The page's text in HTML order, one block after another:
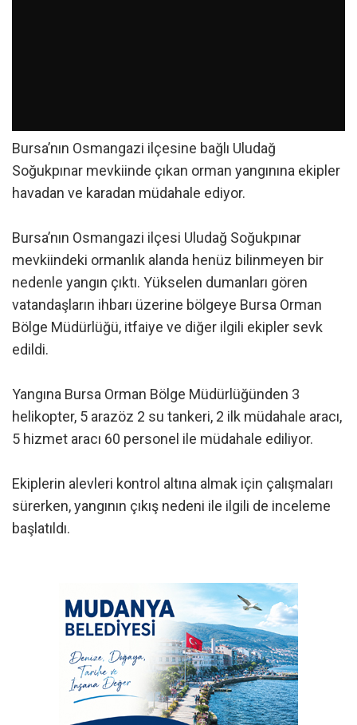
Bursa’nın Osmangazi ilçesine bağlı Uludağ
Soğukpınar mevkiinde çıkan orman yangınına ekipler
havadan ve karadan müdahale ediyor.
Bursa’nın Osmangazi ilçesi Uludağ Soğukpınar
mevkiindeki ormanlık alanda henüz bilinmeyen bir
nedenle yangın çıktı. Yükselen dumanları gören
vatandaşların ihbarı üzerine bölgeye Bursa Orman
Bölge Müdürlüğü, itfaiye ve diğer ilgili ekipler sevk
edildi.
Yangına Bursa Orman Bölge Müdürlüğünden 3
helikopter, 5 arazöz 2 su tankeri, 2 ilk müdahale aracı,
5 hizmet aracı 60 personel ile müdahale ediliyor.
Ekiplerin alevleri kontrol altına almak için çalışmaları
sürerken, yangının çıkış nedeni ile ilgili de inceleme
başlatıldı.